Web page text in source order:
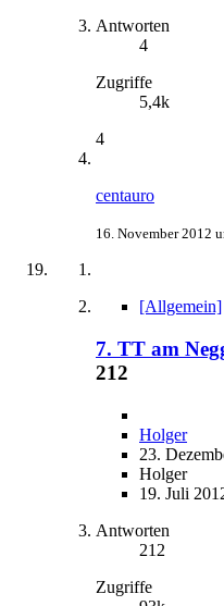
Antworten
4
Zugriffe
5,4k
4
centauro
16. November 2012
[Allgemein]
7. TT am
212
Holger
23.
Holger
19. Juli
Antworten
212
Zugriffe